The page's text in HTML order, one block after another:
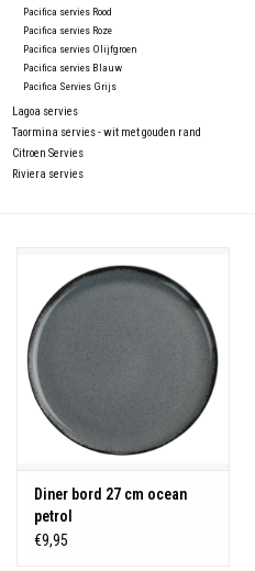
Pacifica servies Rood
Pacifica servies Roze
Pacifica servies Olijfgroen
Pacifica servies Blauw
Pacifica Servies Grijs
Lagoa servies
Taormina servies - wit met gouden rand
Citroen Servies
Riviera servies
Diner bord 27 cm ocean
petrol
€9,95